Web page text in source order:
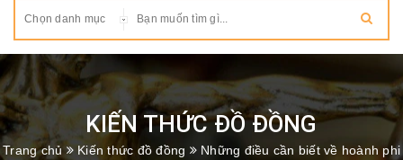
Chọn danh mục
KIẾN THỨC ĐỒ ĐỒNG
Trang chủ Kiến thức đồ đồng
Những điều cần biết về hoành phi